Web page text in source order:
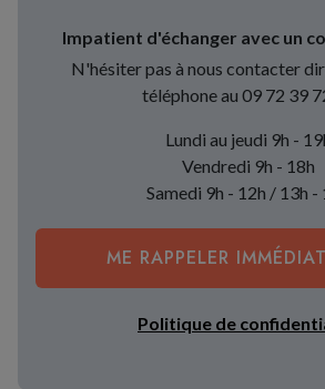
Impatient d'échanger avec un
N'hésiter pas à nous contacter
téléphone au 09 72 39
Lundi au jeudi 9h -
Vendredi 9h - 18h
Samedi 9h - 12h / 13h -
ME RAPPELER
Politique de